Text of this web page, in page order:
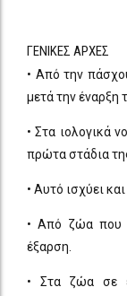
ΓΕΝΙΚΕΣ ΑΡΧΕΣ
• Από την
μετά την
• Στα ιολογικά
πρώτα στάδια
• Αυτό ισχύει
• Από ζώα που
έξαρση.
• Στα ζώα σε